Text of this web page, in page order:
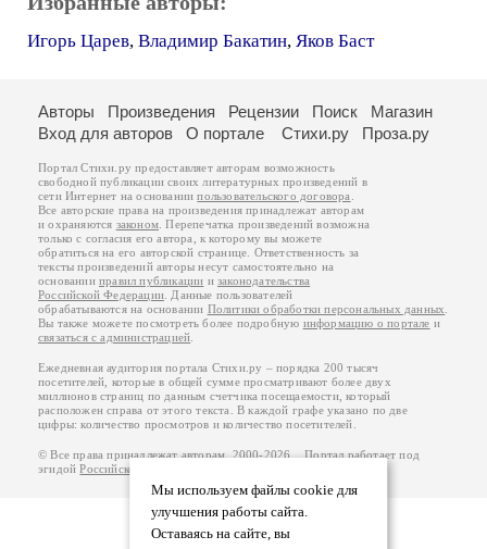
Игорь Царев, Владимир Бакатин, Яков Баст
Мы используем файлы cookie для
улучшения работы сайта.
Оставаясь на сайте, вы
Авторы Произведения Рецензии Поиск
Магазин
Вход для авторов
О портале Стихи.ру Проза.ру
Портал Стихи.ру предоставляет авторам возможность
свободной публикации своих литературных произведений в
сети Интернет на основаниипользовательского договора
Все авторские права на произведения принадлежат авторам
и охраняются законом . Перепечатка произведений возможна
только с согласия его автора, к которому вы можете
обратиться на его авторской странице. Ответственность за
тексты произведений авторы несут самостоятельно на
основанииправил публикации изаконодательства
Российской Федерации . Данные пользователей
обрабатываются на основании Политики обработки персональных данных
Вы также можете посмотреть более подробную информацию о портале и
связаться с администрацией
Ежедневная аудитория портала Стихи.ру – порядка 200 тысяч
посетителей, которые в общей сумме просматривают более двух
миллионов страниц по данным счетчика посещаемости, который
расположен справа от этого текста. В каждой графе указано по две
цифры: количество просмотров и количество посетителей.
© Все права принадлежат авторам, 2000-2026. Портал работает под
эгидойРоссийского союза писателей